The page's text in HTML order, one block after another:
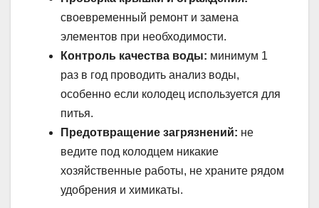
своевременный ремонт и замена
элементов при необходимости.
Контроль качества воды: минимум 1
раз в год проводить анализ воды,
особенно если колодец используется для
питья.
Предотвращение загрязнений: не
ведите под колодцем никакие
хозяйственные работы, не храните рядом
удобрения и химикаты.